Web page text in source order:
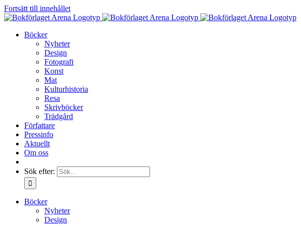
Fortsätt till innehållet
Böcker
Nyheter
Design
Fotografi
Konst
Mat
Kulturhistoria
Resa
Skrivböcker
Trädgård
Författare
Pressinfo
Aktuellt
Om oss
Sök efter:
Böcker
Nyheter
Design